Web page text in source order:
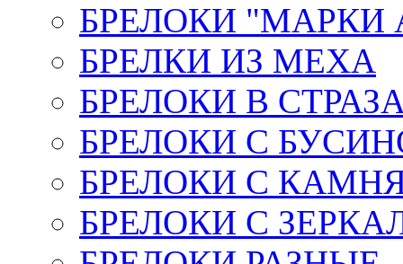
БРЕЛОКИ "МАРКИ
БРЕЛКИ ИЗ МЕХА
БРЕЛОКИ В
БРЕЛОКИ С
БРЕЛОКИ С
БРЕЛОКИ С